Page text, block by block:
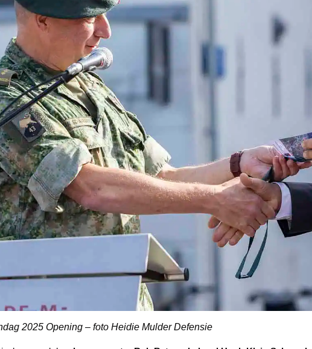
2025 Opening – foto Heidie Mulder Defensie